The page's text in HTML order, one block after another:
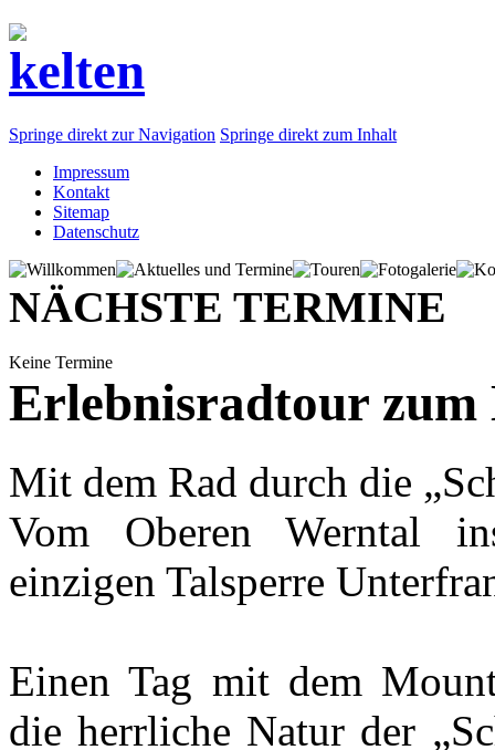
Springe direkt zur Navigation Springe direkt zum Inhalt
Impressum
Kontakt
Sitemap
Datenschutz
NÄCHSTE TERMINE
Keine Termine
Erlebnisradtour zum
Mit dem Rad durch die
Vom Oberen Werntal
einzigen Talsperre
Einen Tag mit dem
die herrliche Natur der